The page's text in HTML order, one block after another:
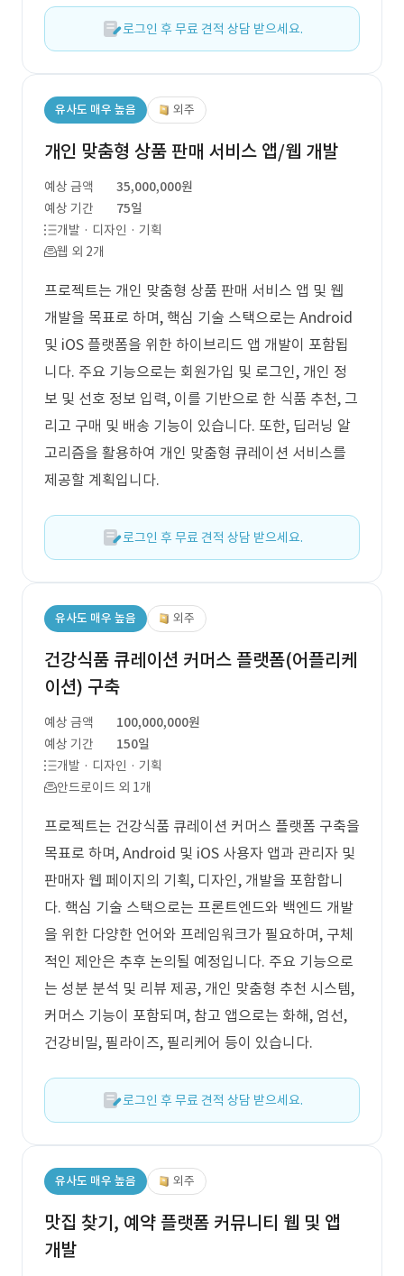
로그인 후 무료 견적 상담 받으세요.
유사도 매우 높음 외주
개인 맞춤형 상품 판매 서비스 앱/웹 개발
예상 금액
35,000,000원
예상 기간
75일
개발 · 디자인 · 기획
웹 외 2개
프로젝트는 개인 맞춤형 상품 판매 서비스 앱 및 웹
개발을 목표로 하며, 핵심 기술 스택으로는 Android
및 iOS 플랫폼을 위한 하이브리드 앱 개발이 포함됩
니다. 주요 기능으로는 회원가입 및 로그인, 개인 정
보 및 선호 정보 입력, 이를 기반으로 한 식품 추천, 그
리고 구매 및 배송 기능이 있습니다. 또한, 딥러닝 알
고리즘을 활용하여 개인 맞춤형 큐레이션 서비스를
제공할 계획입니다.
로그인 후 무료 견적 상담 받으세요.
유사도 매우 높음 외주
건강식품 큐레이션 커머스 플랫폼(어플리케
이션) 구축
예상 금액
100,000,000원
예상 기간
150일
개발 · 디자인 · 기획
안드로이드 외 1개
프로젝트는 건강식품 큐레이션 커머스 플랫폼 구축을
목표로 하며, Android 및 iOS 사용자 앱과 관리자 및
판매자 웹 페이지의 기획, 디자인, 개발을 포함합니
다. 핵심 기술 스택으로는 프론트엔드와 백엔드 개발
을 위한 다양한 언어와 프레임워크가 필요하며, 구체
적인 제안은 추후 논의될 예정입니다. 주요 기능으로
는 성분 분석 및 리뷰 제공, 개인 맞춤형 추천 시스템,
커머스 기능이 포함되며, 참고 앱으로는 화해, 엄선,
건강비밀, 필라이즈, 필리케어 등이 있습니다.
로그인 후 무료 견적 상담 받으세요.
유사도 매우 높음 외주
맛집 찾기, 예약 플랫폼 커뮤니티 웹 및 앱
개발